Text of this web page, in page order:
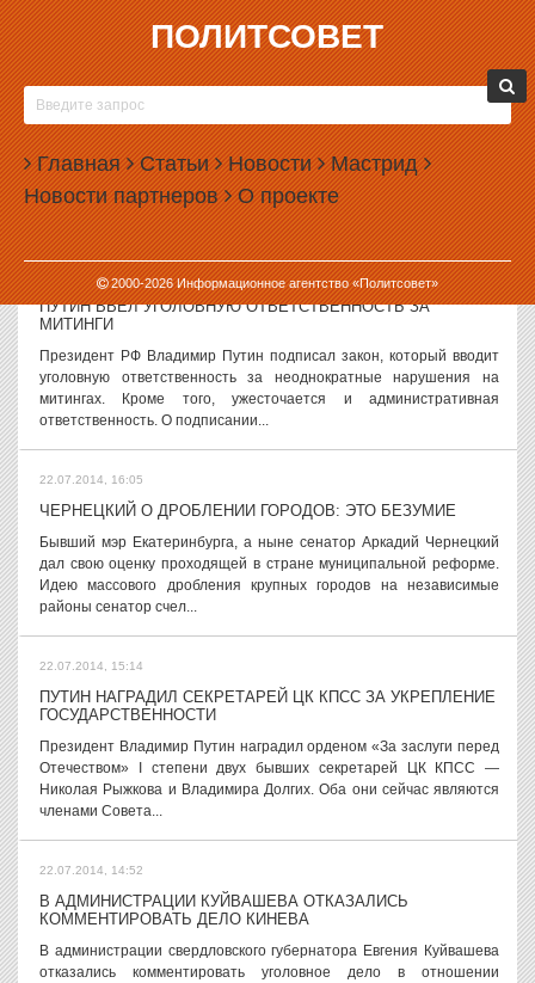
ПОЛИТСОВЕТ
Главная Статьи Новости Мастрид
Новости партнеров О проекте
2000-2026Информационное агентство «Политсовет»
22.07.2014, 18:02
РУКОВОДИТЕЛЬ ТАГИЛЬСКОГО ЖКХ ОТПРАВИЛСЯ НА ГОД
В КОЛОНИЮ
Бывший начальник управления ЖКХ Нижнего Тагила Валерий
Кузьминых признан виновным в вымогательстве взятки. Правда,
наказание для чиновника оказалось не слишком суровым: он
проведет один год в...
22.07.2014, 17:00
ПУТИН ВВЕЛ УГОЛОВНУЮ ОТВЕТСТВЕННОСТЬ ЗА
МИТИНГИ
Президент РФ Владимир Путин подписал закон, который вводит
уголовную ответственность за неоднократные нарушения на
митингах. Кроме того, ужесточается и административная
ответственность. О подписании...
22.07.2014, 16:05
ЧЕРНЕЦКИЙ О ДРОБЛЕНИИ ГОРОДОВ: ЭТО БЕЗУМИЕ
Бывший мэр Екатеринбурга, а ныне сенатор Аркадий Чернецкий
дал свою оценку проходящей в стране муниципальной реформе.
Идею массового дробления крупных городов на независимые
районы сенатор счел...
22.07.2014, 15:14
ПУТИН НАГРАДИЛ СЕКРЕТАРЕЙ ЦК КПСС ЗА УКРЕПЛЕНИЕ
ГОСУДАРСТВЕННОСТИ
Президент Владимир Путин наградил орденом «За заслуги перед
Отечеством» I степени двух бывших секретарей ЦК КПСС —
Николая Рыжкова и Владимира Долгих. Оба они сейчас являются
членами Совета...
22.07.2014, 14:52
В АДМИНИСТРАЦИИ КУЙВАШЕВА ОТКАЗАЛИСЬ
КОММЕНТИРОВАТЬ ДЕЛО КИНЕВА
В администрации свердловского губернатора Евгения Куйвашева
отказались комментировать уголовное дело в отношении